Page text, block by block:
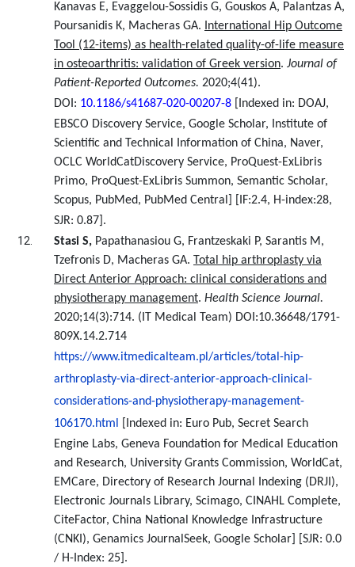
Kanavas E, Evaggelou-Sossidis G, Gouskos A, Palantzas A,
Poursanidis K, Macheras GA.
International Hip Outcome
Tool (12-items) as health-related quality-of-life measure
in osteoarthritis: validation of Greek version. Journal of
Patient-Reported Outcomes. 2020;4(41).
DOI: 10.1186/s41687-020-00207-8
[Indexed in: DOAJ,
EBSCO Discovery Service, Google Scholar, Institute of
Scientific and Technical Information of China, Naver,
OCLC WorldCatDiscovery Service, ProQuest-ExLibris
Primo, ProQuest-ExLibris Summon, Semantic Scholar,
Scopus, PubMed, PubMed Central] [IF:2.4, H-index:28,
SJR: 0.87].
Stasi S, Papathanasiou G, Frantzeskaki P, Sarantis M,
Tzefronis D, Macheras GA. Total hip arthroplasty via
Direct Anterior Approach: clinical considerations and
physiotherapy management. Health Science Journal.
2020;14(3):714. (IT Medical Team) DOI:10.36648/1791-
809X.14.2.714
https://www.itmedicalteam.pl/articles/total-hip-
arthroplasty-via-direct-anterior-approach-clinical-
considerations-and-physiotherapy-management-
106170.html
[Indexed in: Euro Pub, Secret Search
Engine Labs, Geneva Foundation for Medical Education
and Research, University Grants Commission, WorldCat,
EMCare, Directory of Research Journal Indexing (DRJI),
Electronic Journals Library, Scimago, CINAHL Complete,
CiteFactor, China National Knowledge Infrastructure
(CNKI), Genamics JournalSeek, Google Scholar] [SJR: 0.0
/ H-Index: 25].